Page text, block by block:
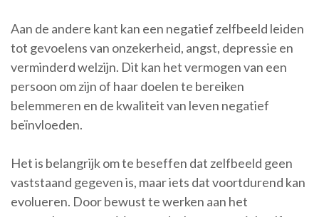
Aan de andere kant kan een negatief zelfbeeld leiden
tot gevoelens van onzekerheid, angst, depressie en
verminderd welzijn. Dit kan het vermogen van een
persoon om zijn of haar doelen te bereiken
belemmeren en de kwaliteit van leven negatief
beïnvloeden.
Het is belangrijk om te beseffen dat zelfbeeld geen
vaststaand gegeven is, maar iets dat voortdurend kan
evolueren. Door bewust te werken aan het